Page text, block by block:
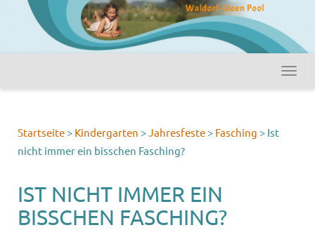
Startseite > Kindergarten > Jahresfeste > Fasching > Ist
nicht immer ein bisschen Fasching?
IST NICHT IMMER EIN
BISSCHEN FASCHING?